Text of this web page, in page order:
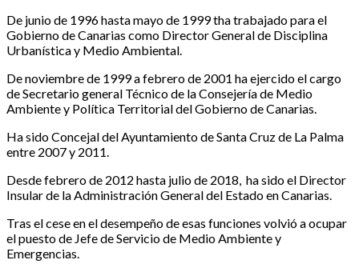
De junio de 1996 hasta mayo de 1999 tha trabajado para el
Gobierno de Canarias como Director General de Disciplina
Urbanística y Medio Ambiental.
De noviembre de 1999 a febrero de 2001 ha ejercido el cargo
de Secretario general Técnico de la Consejería de Medio
Ambiente y Política Territorial del Gobierno de Canarias.
Ha sido Concejal del Ayuntamiento de Santa Cruz de La Palma
entre 2007 y 2011.
Desde febrero de 2012 hasta julio de 2018, ha sido el Director
Insular de la Administración General del Estado en Canarias.
Tras el cese en el desempeño de esas funciones volvió a ocupar
el puesto de Jefe de Servicio de Medio Ambiente y
Emergencias.